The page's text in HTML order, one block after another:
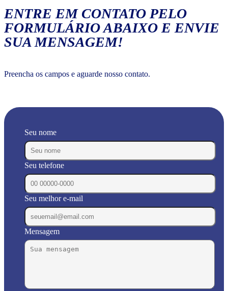
ENTRE EM CONTATO PELO
FORMULÁRIO ABAIXO E ENVIE
SUA MENSAGEM!
Preencha os campos e aguarde nosso contato.
Seu nome
Seu telefone
Seu melhor e-mail
Mensagem